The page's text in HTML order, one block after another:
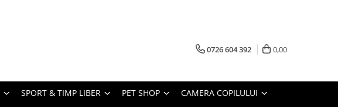
0726 604 392 0,00
SPORT & TIMP LIBER PET SHOP CAMERA COPILULUI